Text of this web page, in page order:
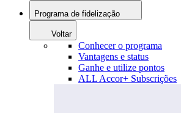
Programa de fidelização
Voltar
Conhecer o programa
Vantagens e status
Ganhe e utilize pontos
ALL Accor+ Subscrições